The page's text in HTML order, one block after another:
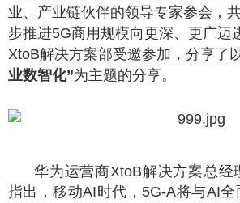
业、产业链伙伴的领导专家参会，
步推进5G商用规模向更深、更广迈
XtoB解决方案部受邀参加，分享了
业数智化”为主题的分享。
华为运营商XtoB解决方案总经
指出，移动AI时代，5G-A将与AI